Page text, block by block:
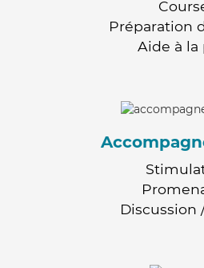
Préparation
Aide à la
Discussion